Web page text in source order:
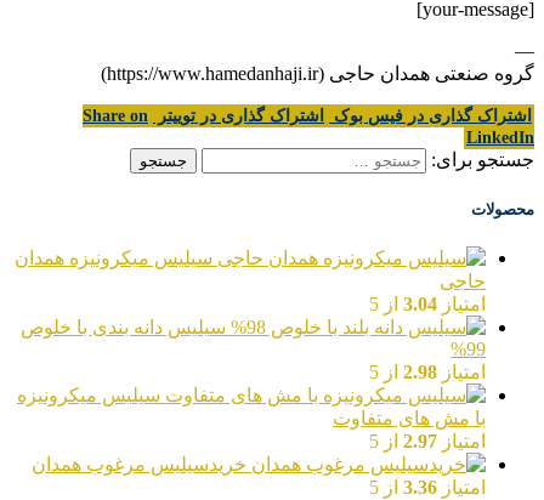
[your-message]
—
گروه صنعتی همدان حاجی (https://www.hamedanhaji.ir)
اشتراک گذاری در فیس بوک اشتراک گذاری در توییتر
Share on
LinkedIn
جستجو برای:
محصولات
سیلیس میکرونیزه همدان
حاجی
امتیاز 3.04 از 5
سیلیس دانه بندی با خلوص
99%
امتیاز 2.98 از 5
سیلیس میکرونیزه
با مش های متفاوت
امتیاز 2.97 از 5
خریدسیلیس مرغوب همدان
امتیاز 3.36 از 5